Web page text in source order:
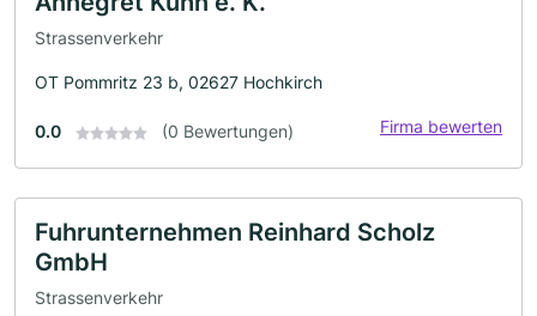
Strassenverkehr
OT Pommritz 23 b, 02627 Hochkirch
0.0 (0 Bewertungen) Firma bewerten
Fuhrunternehmen Reinhard Scholz
GmbH
Strassenverkehr